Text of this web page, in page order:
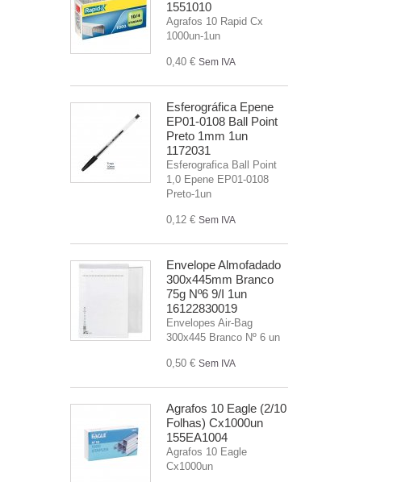
1551010
Agrafos 10 Rapid Cx
1000un-1un
0,40 € Sem IVA
Esferográfica Epene
EP01-0108 Ball Point
Preto 1mm 1un
1172031
Esferografica Ball Point
1,0 Epene EP01-0108
Preto-1un
0,12 € Sem IVA
Envelope Almofadado
300x445mm Branco
75g Nº6 9/I 1un
16122830019
Envelopes Air-Bag
300x445 Branco Nº 6 un
0,50 € Sem IVA
Agrafos 10 Eagle (2/10
Folhas) Cx1000un
155EA1004
Agrafos 10 Eagle
Cx1000un